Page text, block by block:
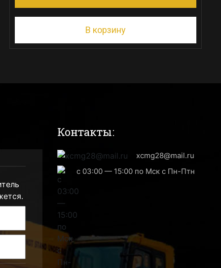
В корзину
Контакты:
xcmg28@mail.ru
с 03:00 — 15:00 по Мск с Пн-Птн